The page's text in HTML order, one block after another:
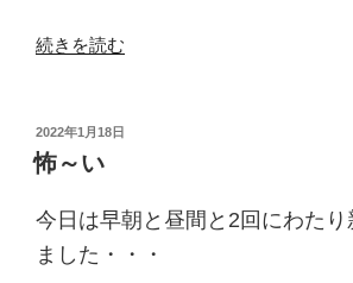
の
“こ
凄
く
い？”
の
続きを読む
投
稿
日:
2022年1月18日
怖～い
今日は早朝と昼間と2回にわた
ました・・・